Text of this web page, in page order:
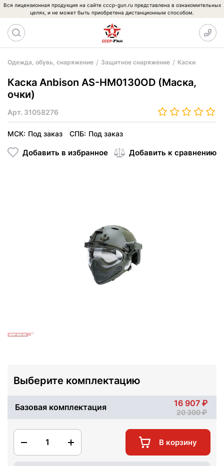
Вся лицензионная продукция на сайте cccp-gun.ru представлена в ознакомительных
целях, и не может быть приобретена дистанционным способом.
Одежда, обувь, снаряжение Защитное снаряжение Каски
Каска Anbison AS-HM0130OD (Маска,
очки)
Арт. 31058276
МСК: Под заказ СПБ: Под заказ
Добавить в избранное Добавить к сравнению
Выберите комплектацию
Базовая комплектация 16 907
20 300
1 В корзину